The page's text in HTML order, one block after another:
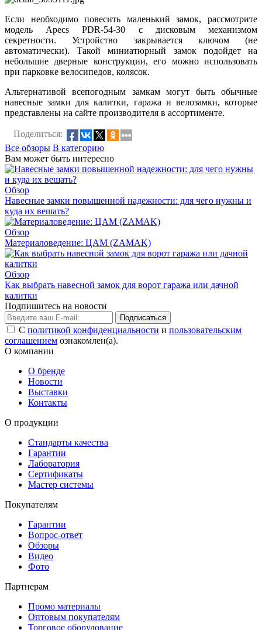
Если необходимо повесить маленький замок, рассмотрите
модель Apecs PDR-54-30 с дисковым механизмом
секретности. Устройство закрывается ключом (не
автоматически). Такой миниатюрный замок подойдет на
небольшие дверные конструкции, его можно использовать
при парковке велосипедов, колясок.
Альтернативой всепогодным замкам могут быть обычные
навесные замки для калитки, гаража и велозамки, которые
представлены на сайте производителя в ассортименте.
Поделиться:
Все обзоры В категорию
Вам может быть интересно
Обзор
Навесные замки повышенной надежности: для чего нужны и
куда их вешать?
Обзор
Материаловедение: ЦАМ (ZAMAK)
Обзор
Как выбрать навесной замок для ворот гаража или дачной
калитки
Подпишитесь на новости
Подписаться
С политикой конфиденциальности и пользовательским
соглашением ознакомлен(а).
О компании
О бренде
Новости
Выставки
Контакты
О продукции
Стандарты качества
Гарантии
Лаборатория
Сертификаты
Мастер системы
Покупателям
Гарантии
Вопрос-ответ
Обзоры
Видео
Фото
Партнерам
Промо материалы
Оптовым покупателям
Торговое оборудование